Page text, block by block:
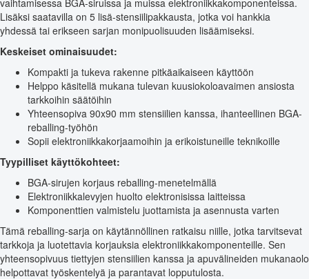
Lisäksi saatavilla on 5 lisä-stensiilipakkausta, jotka voi hankkia
yhdessä tai erikseen sarjan monipuolisuuden lisäämiseksi.
Keskeiset ominaisuudet:
Kompakti ja tukeva rakenne pitkäaikaiseen käyttöön
Helppo käsitellä mukana tulevan kuusiokoloavaimen ansiosta
tarkkoihin säätöihin
Yhteensopiva 90x90 mm stensiilien kanssa, ihanteellinen BGA-
reballing-työhön
Sopii elektroniikkakorjaamoihin ja erikoistuneille teknikoille
Tyypilliset käyttökohteet:
BGA-sirujen korjaus reballing-menetelmällä
Elektroniikkalevyjen huolto elektronisissa laitteissa
Komponenttien valmistelu juottamista ja asennusta varten
Tämä reballing-sarja on käytännöllinen ratkaisu niille, jotka tarvitsevat
tarkkoja ja luotettavia korjauksia elektroniikkakomponenteille. Sen
yhteensopivuus tiettyjen stensiilien kanssa ja apuvälineiden mukanaolo
helpottavat työskentelyä ja parantavat lopputulosta.